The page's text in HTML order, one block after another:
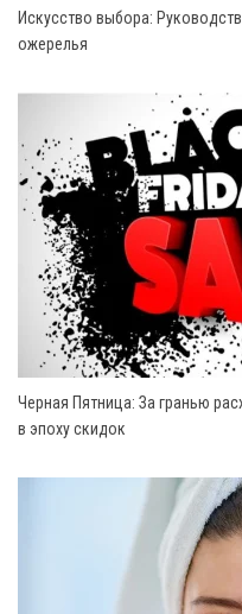
Искусство выбора:
ожерелья
Черная Пятница: За гранью
в эпоху скидок